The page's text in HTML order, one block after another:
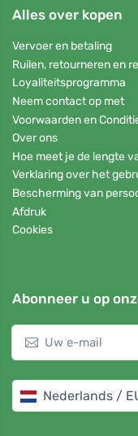
Alles over kopen
Vervoer en betaling
Ruilen, retourneren en
Loyaliteitsprogramma
Neem contact op met
Voorwaarden en
Over ons
Hoe meet je de lengte
Verklaring over het
Bescherming van
Afdruk
Cookies
Abonneer u op
Nederlands /